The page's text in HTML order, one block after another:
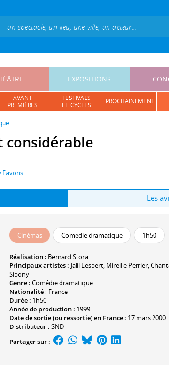
EXPOSITIONS
AVANT
PREMIÈRES
FESTIVALS
ET CYCLES
PROCHAINEMENT
considérable
Favoris
Les
Cinémas Comédie dramatique 1h50
Réalisation : Bernard Stora
Principaux artistes : Jalil Lespert, Mireille Perrier,
Sibony
Genre : Comédie dramatique
Nationalité : France
Durée : 1h50
Année de production : 1999
Date de sortie (ou ressortie) en France : 17 mars 2000
Distributeur : SND
Partager sur :